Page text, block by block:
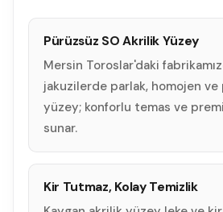
Pürüzsüz SO Akrilik Yüzey
Mersin Toroslar'daki
jakuzilerde parlak, homojen
yüzey; konforlu temas ve
sunar.
Kir Tutmaz, Kolay Temizlik